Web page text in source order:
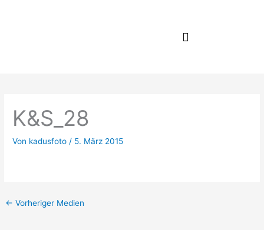
K&S_28
Von kadusfoto / 5. März 2015
← Vorheriger Medien